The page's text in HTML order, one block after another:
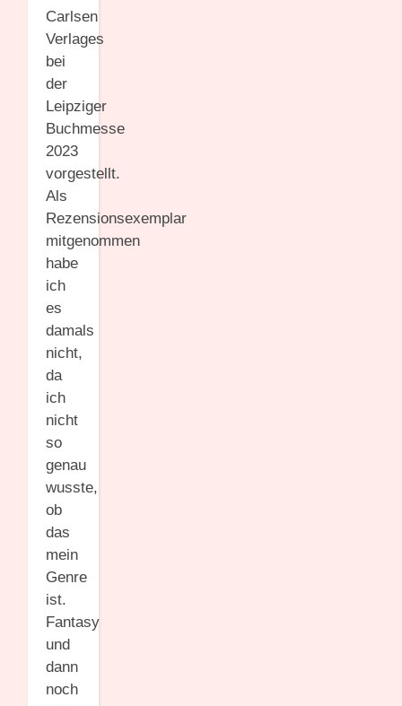
Carlsen
Verlages
bei
der
Leipziger
Buchmesse
2023
vorgestellt.
Als
Rezensionsexemplar
mitgenommen
habe
ich
es
damals
nicht,
da
ich
nicht
so
genau
wusste,
ob
das
mein
Genre
ist.
Fantasy
und
dann
noch